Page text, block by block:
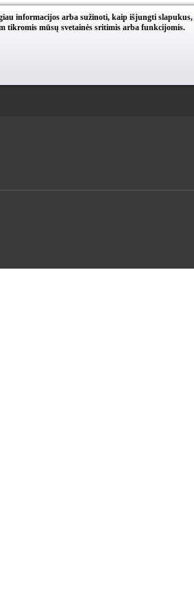
informacijos arba sužinoti, kaip išjungti slapukus,
tikromis mūsų svetainės sritimis arba funkcijomis.